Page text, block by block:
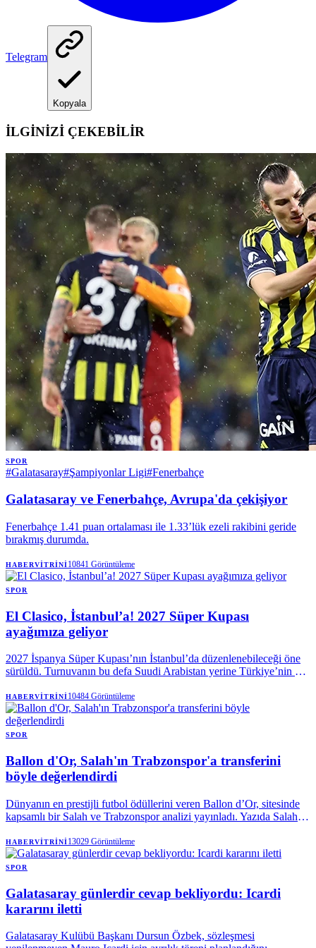
Telegram
Kopyala
İLGİNİZİ ÇEKEBİLİR
SPOR
#Galatasaray#Şampiyonlar Ligi#Fenerbahçe
Galatasaray ve Fenerbahçe, Avrupa'da çekişiyor
Fenerbahçe 1.41 puan ortalaması ile 1.33’lük ezeli rakibini geride
bırakmış durumda.
HABERVITRINI10841 Görüntüleme
SPOR
El Clasico, İstanbul’a! 2027 Süper Kupası
ayağımıza geliyor
2027 İspanya Süper Kupası’nın İstanbul’da düzenlenebileceği öne
sürüldü. Turnuvanın bu defa Suudi Arabistan yerine Türkiye’nin ev
HABERVITRINI10484 Görüntüleme
SPOR
Ballon d'Or, Salah'ın Trabzonspor'a transferini
böyle değerlendirdi
Dünyanın en prestijli futbol ödüllerini veren Ballon d’Or, sitesinde
kapsamlı bir Salah ve Trabzonspor analizi yayınladı. Yazıda Salah’ın
vurgulandı…
HABERVITRINI13029 Görüntüleme
SPOR
Galatasaray günlerdir cevap bekliyordu: Icardi
kararını iletti
Galatasaray Kulübü Başkanı Dursun Özbek, sözleşmesi